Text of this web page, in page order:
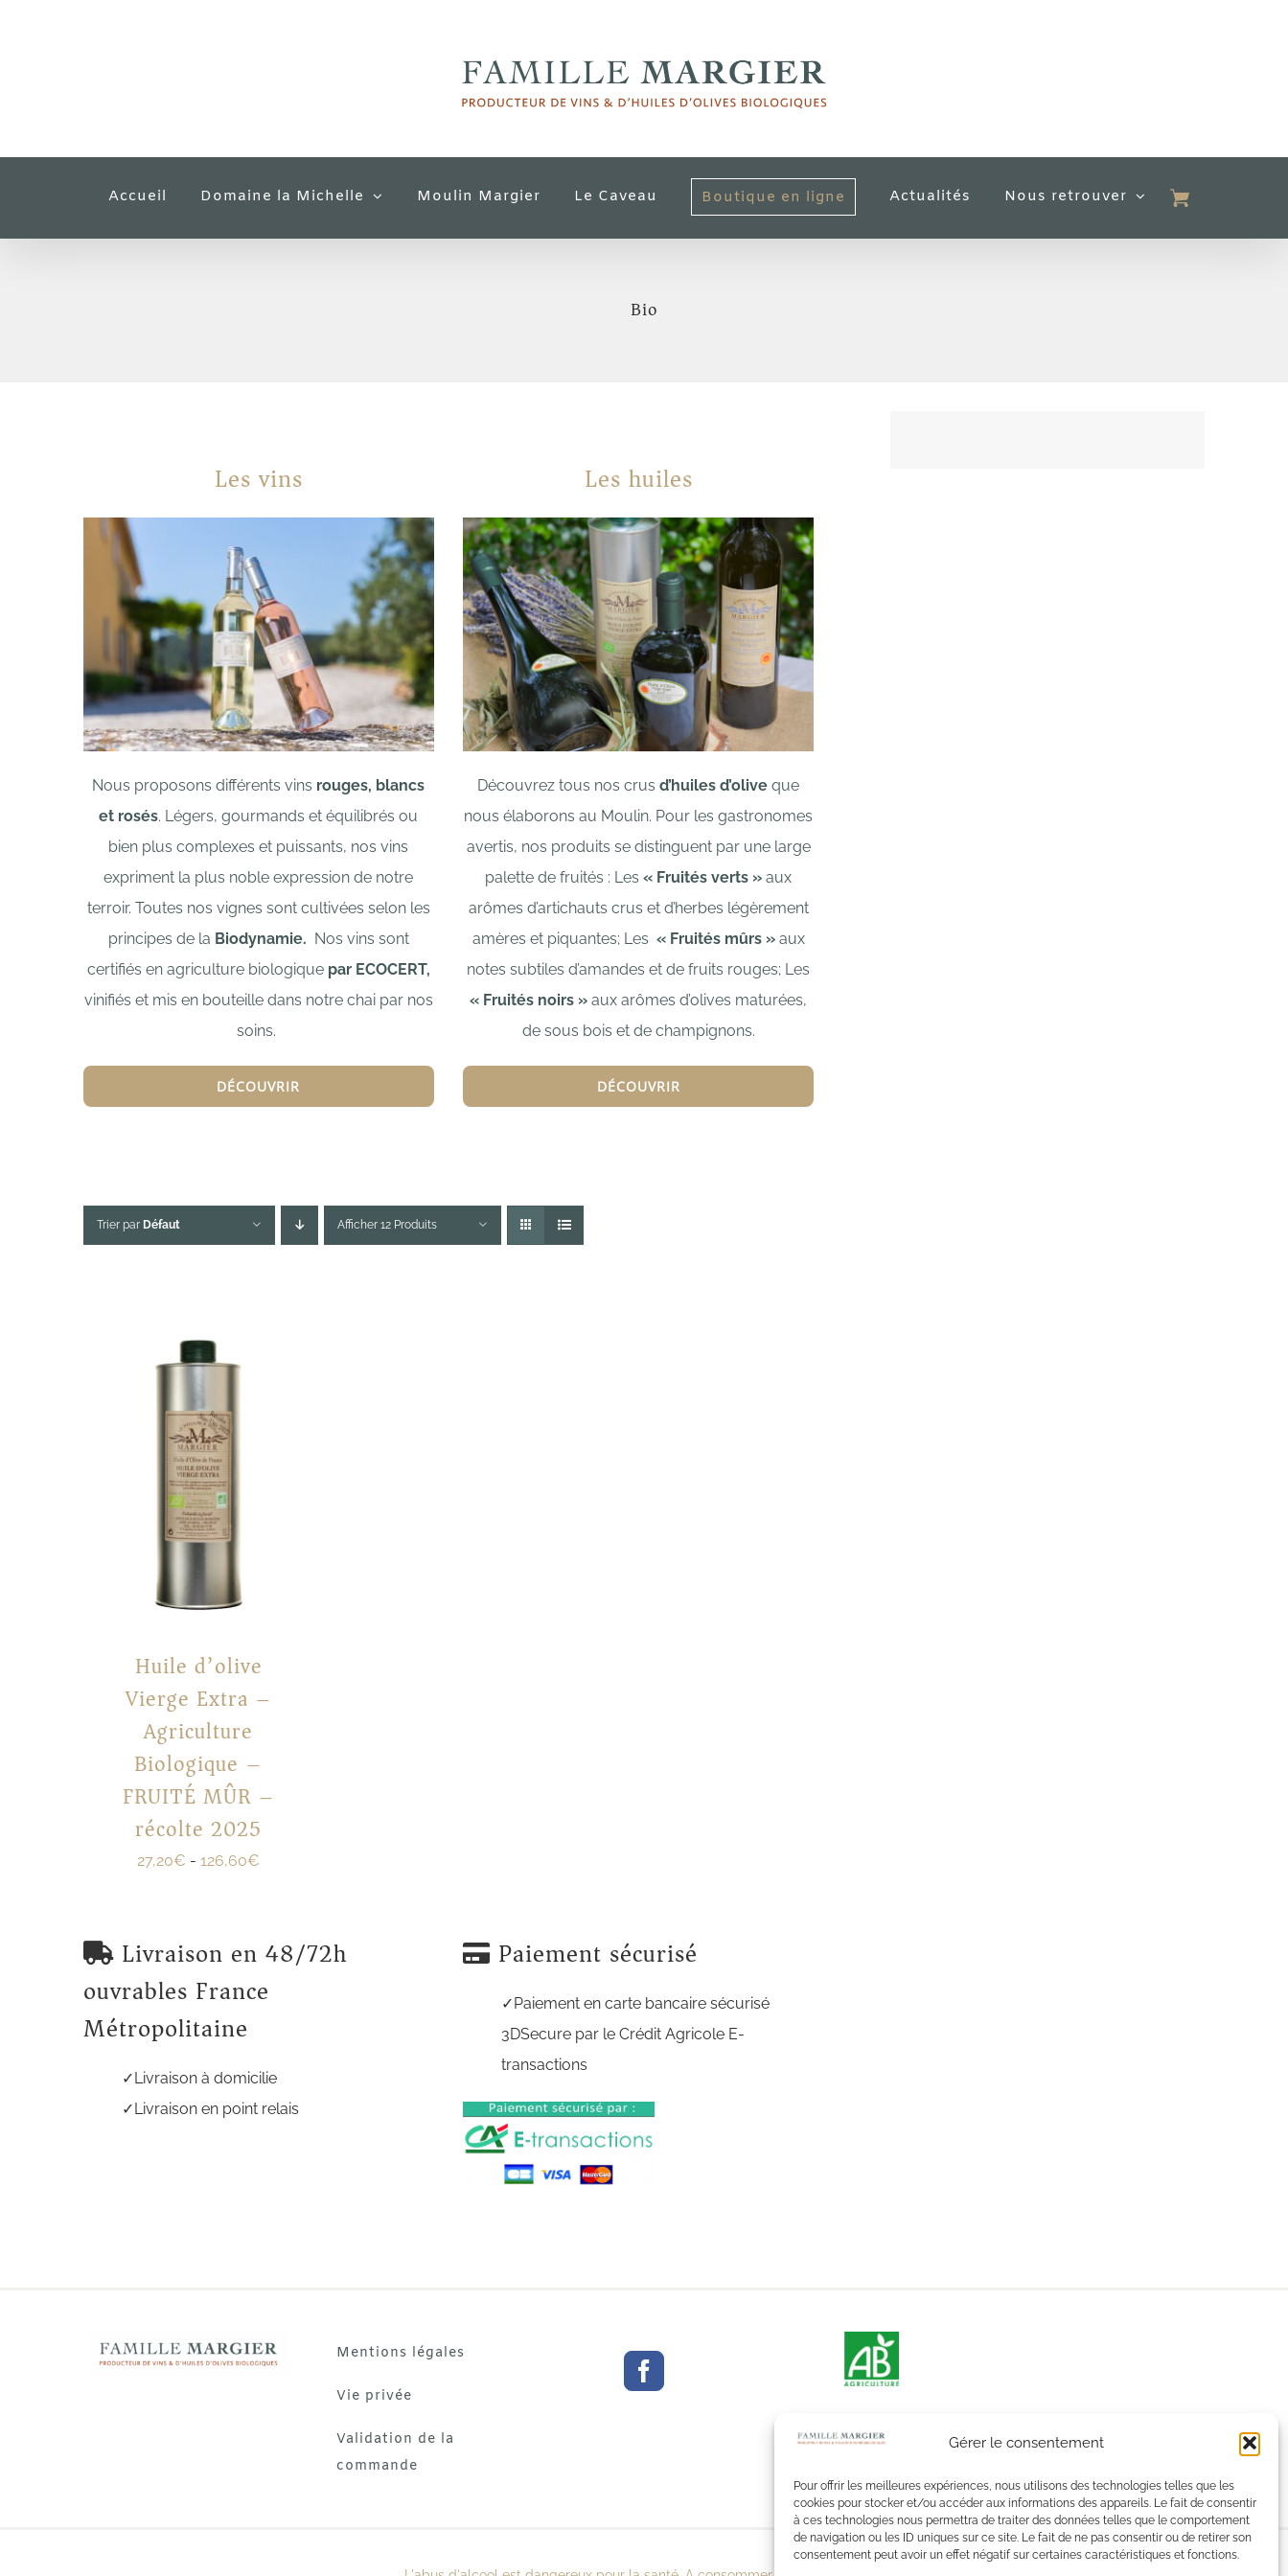
Gérer le consentement
Pour offrir les meilleures expériences, nous utilisons des technologies telles que les
cookies pour stocker et/ou accéder aux informations des appareils. Le fait de consentir
à ces technologies nous permettra de traiter des données telles que le comportement
de navigation ou les ID uniques sur ce site. Le fait de ne pas consentir ou de retirer son
consentement peut avoir un effet négatif sur certaines caractéristiques et fonctions.
Accueil Domaine la Michelle Moulin Margier Le Caveau Boutique en ligne Actualités Nous retrouver
Bio
Les vins
Nous proposons différents vins rouges, blancs
et rosés. Légers, gourmands et équilibrés ou
bien plus complexes et puissants, nos vins
expriment la plus noble expression de notre
terroir. Toutes nos vignes sont cultivées selon les
principes de la Biodynamie. Nos vins sont
certifiés en agriculture biologiquepar ECOCERT,
vinifiés et mis en bouteille dans notre chai par nos
soins.
DÉCOUVRIR
Les huiles
Découvrez tous nos crus d’huiles d’olive que
nous élaborons au Moulin. Pour les gastronomes
avertis, nos produits se distinguent par une large
palette de fruités : Les« Fruités verts » aux
arômes d’artichauts crus et d’herbes légèrement
amères et piquantes; Les « Fruités mûrs » aux
notes subtiles d’amandes et de fruits rouges; Les
« Fruités noirs » aux arômes d’olives maturées,
de sous bois et de champignons.
DÉCOUVRIR
Trier par Défaut Afficher 12 Produits
Huile d’olive
Vierge Extra –
Agriculture
Biologique –
FRUITÉ MÛR –
récolte 2025
27,20€ -126,60€
Livraison en 48/72h
ouvrables France
Métropolitaine
Livraison à domicilie
Livraison en point relais
Paiement sécurisé
Paiement en carte bancaire sécurisé
3DSecure par le Crédit Agricole E-
transactions
Mentions légales
Vie privée
Validation de la
commande